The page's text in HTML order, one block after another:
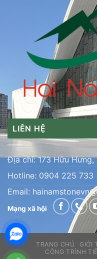
LIÊN HỆ
Địa chỉ: 173 Hữu Hưng,
Hotline: 0904 225 733
Email:
Mạng xã hội
TRANG CHỦ GIỚI
CÔNG TRÌNH